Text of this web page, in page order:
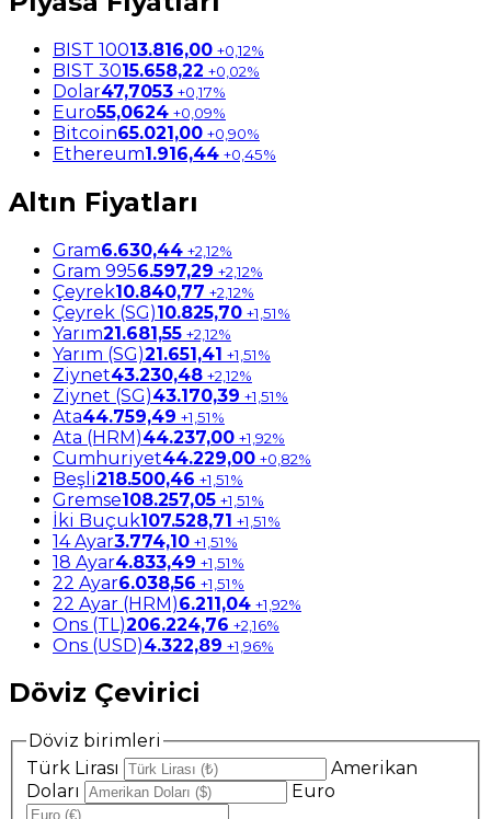
BIST 10013.816,00 +0,12%
BIST 3015.658,22 +0,02%
Dolar47,7053 +0,17%
Euro55,0624 +0,09%
Bitcoin65.021,00 +0,90%
Ethereum1.916,44 +0,45%
Altın Fiyatları
Gram6.630,44 +2,12%
Gram 9956.597,29 +2,12%
Çeyrek10.840,77 +2,12%
Çeyrek (SG)10.825,70 +1,51%
Yarım21.681,55 +2,12%
Yarım (SG)21.651,41 +1,51%
Ziynet43.230,48 +2,12%
Ziynet (SG)43.170,39 +1,51%
Ata44.759,49 +1,51%
Ata (HRM)44.237,00 +1,92%
Cumhuriyet44.229,00 +0,82%
Beşli218.500,46 +1,51%
Gremse108.257,05 +1,51%
İki Buçuk107.528,71 +1,51%
14 Ayar3.774,10 +1,51%
18 Ayar4.833,49 +1,51%
22 Ayar6.038,56 +1,51%
22 Ayar (HRM)6.211,04 +1,92%
Ons (TL)206.224,76 +2,16%
Ons (USD)4.322,89 +1,96%
Döviz Çevirici
Döviz birimleri
Türk Lirası
Amerikan
Doları
Euro